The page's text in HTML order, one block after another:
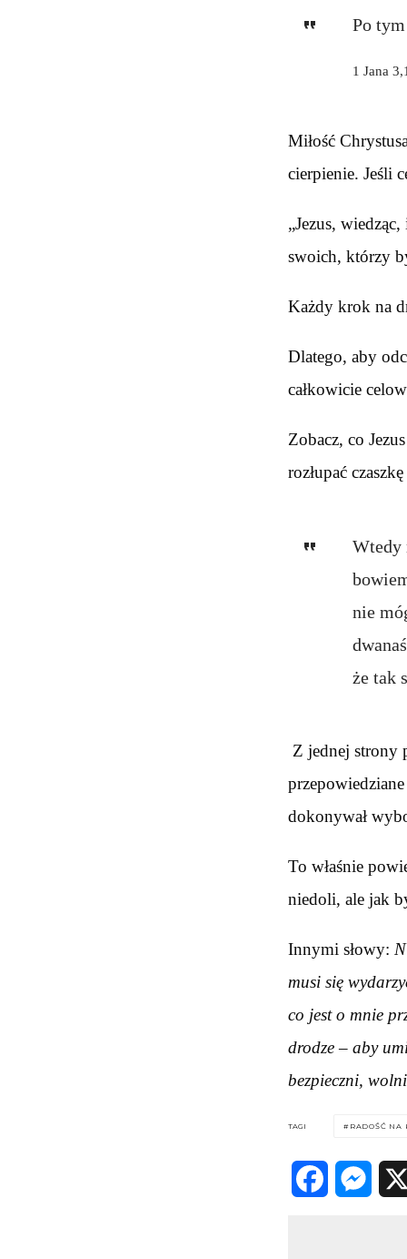
Po
1 Jana
Miłość
cierpienie. Jeśli
„Jezus,
swoich, którzy
Każdy krok na
Dlatego, aby
całkowicie
Zobacz, co
rozłupać
Wtedy
nie
że tak
Z jednej strony
dokonywał
To właśnie
niedoli, ale jak
Innymi słowy:
musi się
co jest o mnie
drodze – aby
bezpieczni,
TAGI RADOŚĆ